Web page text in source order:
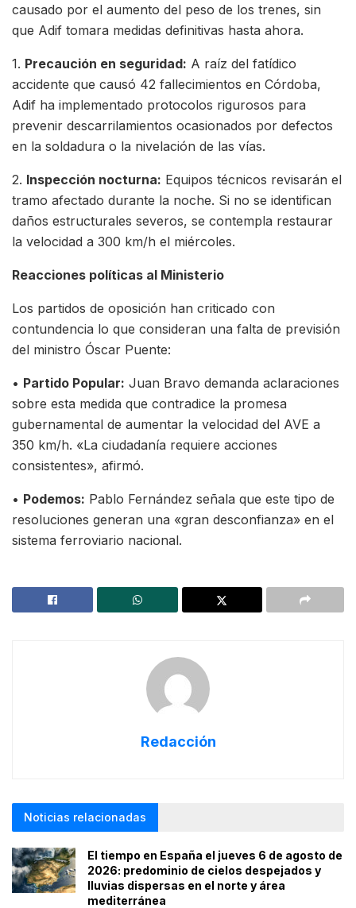
causado por el aumento del peso de los trenes, sin
que Adif tomara medidas definitivas hasta ahora.
1. Precaución en seguridad: A raíz del fatídico
accidente que causó 42 fallecimientos en Córdoba,
Adif ha implementado protocolos rigurosos para
prevenir descarrilamientos ocasionados por defectos
en la soldadura o la nivelación de las vías.
2. Inspección nocturna: Equipos técnicos revisarán el
tramo afectado durante la noche. Si no se identifican
daños estructurales severos, se contempla restaurar
la velocidad a 300 km/h el miércoles.
Reacciones políticas al Ministerio
Los partidos de oposición han criticado con
contundencia lo que consideran una falta de previsión
del ministro Óscar Puente:
• Partido Popular: Juan Bravo demanda aclaraciones
sobre esta medida que contradice la promesa
gubernamental de aumentar la velocidad del AVE a
350 km/h. «La ciudadanía requiere acciones
consistentes», afirmó.
• Podemos: Pablo Fernández señala que este tipo de
resoluciones generan una «gran desconfianza» en el
sistema ferroviario nacional.
Redacción
Noticias relacionadas
El tiempo en España el jueves 6 de agosto de
2026: predominio de cielos despejados y
lluvias dispersas en el norte y área
mediterránea